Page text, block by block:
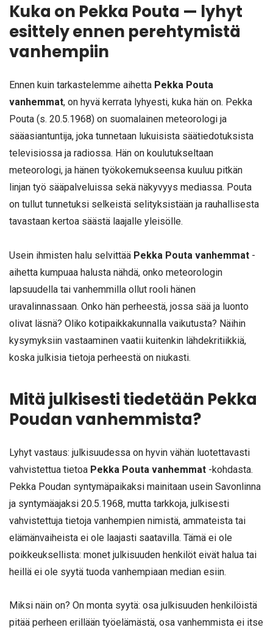
Kuka on Pekka Pouta — lyhyt
esittely ennen perehtymistä
vanhempiin
Ennen kuin tarkastelemme aihetta Pekka Pouta
vanhemmat, on hyvä kerrata lyhyesti, kuka hän on. Pekka
Pouta (s. 20.5.1968) on suomalainen meteorologi ja
sääasiantuntija, joka tunnetaan lukuisista säätiedotuksista
televisiossa ja radiossa. Hän on koulutukseltaan
meteorologi, ja hänen työkokemukseensa kuuluu pitkän
linjan työ sääpalveluissa sekä näkyvyys mediassa. Pouta
on tullut tunnetuksi selkeistä selityksistään ja rauhallisesta
tavastaan kertoa säästä laajalle yleisölle.
Usein ihmisten halu selvittää Pekka Pouta vanhemmat -
aihetta kumpuaa halusta nähdä, onko meteorologin
lapsuudella tai vanhemmilla ollut rooli hänen
uravalinnassaan. Onko hän perheestä, jossa sää ja luonto
olivat läsnä? Oliko kotipaikkakunnalla vaikutusta? Näihin
kysymyksiin vastaaminen vaatii kuitenkin lähdekritiikkiä,
koska julkisia tietoja perheestä on niukasti.
Mitä julkisesti tiedetään Pekka
Poudan vanhemmista?
Lyhyt vastaus: julkisuudessa on hyvin vähän luotettavasti
vahvistettua tietoa Pekka Pouta vanhemmat -kohdasta.
Pekka Poudan syntymäpaikaksi mainitaan usein Savonlinna
ja syntymäajaksi 20.5.1968, mutta tarkkoja, julkisesti
vahvistettuja tietoja vanhempien nimistä, ammateista tai
elämänvaiheista ei ole laajasti saatavilla. Tämä ei ole
poikkeuksellista: monet julkisuuden henkilöt eivät halua tai
heillä ei ole syytä tuoda vanhempiaan median esiin.
Miksi näin on? On monta syytä: osa julkisuuden henkilöistä
pitää perheen erillään työelämästä, osa vanhemmista ei itse